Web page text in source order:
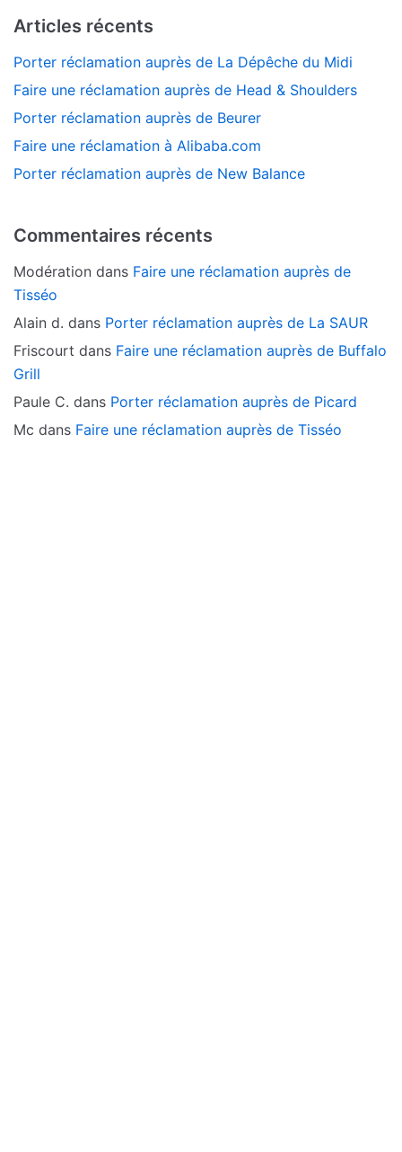
Articles récents
Porter réclamation auprès de La Dépêche du Midi
Faire une réclamation auprès de Head & Shoulders
Porter réclamation auprès de Beurer
Faire une réclamation à Alibaba.com
Porter réclamation auprès de New Balance
Commentaires récents
Modération dans Faire une réclamation auprès de
Tisséo
Alain d. dans Porter réclamation auprès de La SAUR
Friscourt dans Faire une réclamation auprès de Buffalo
Grill
Paule C. dans Porter réclamation auprès de Picard
Mc dans Faire une réclamation auprès de Tisséo